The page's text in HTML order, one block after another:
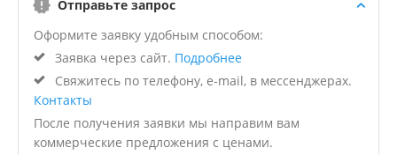
Отправьте запрос
Оформите заявку удобным способом:
Заявка через сайт. Подробнее
Свяжитесь по телефону, e-mail, в мессенджерах.
Контакты
После получения заявки мы направим вам
коммерческие предложения с ценами.